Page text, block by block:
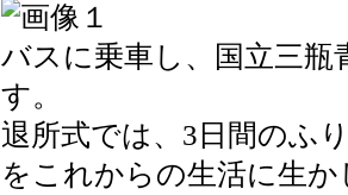
バスに乗車し、国立三瓶
す。
退所式では、3日間のふ
をこれからの生活に生